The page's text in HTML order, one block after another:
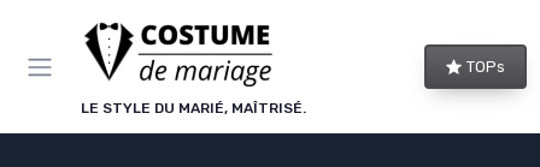
LE STYLE DU MARIÉ, MAÎTRISÉ.
TOPs